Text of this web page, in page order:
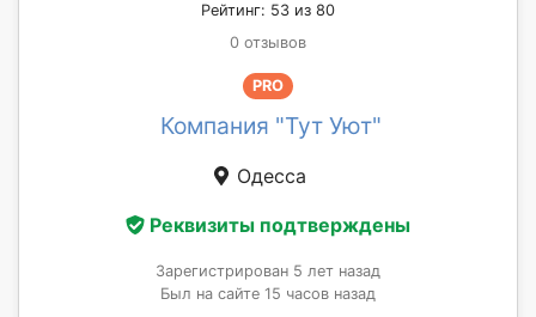
Рейтинг: 53 из 80
0 отзывов
PRO
Компания "Тут Уют"
Одесса
Реквизиты подтверждены
Зарегистрирован 5 лет назад
Был на сайте 15 часов назад